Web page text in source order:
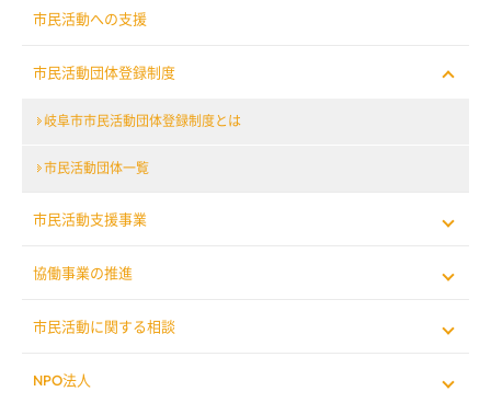
市民活動への支援
市民活動団体登録制度
岐阜市市民活動団体登録制度とは
市民活動団体一覧
市民活動支援事業
協働事業の推進
市民活動に関する相談
NPO法人